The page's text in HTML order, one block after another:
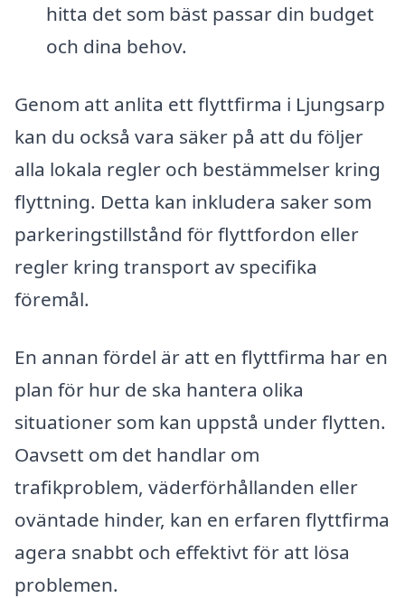
hitta det som bäst passar din budget
och dina behov.
Genom att anlita ett flyttfirma i Ljungsarp
kan du också vara säker på att du följer
alla lokala regler och bestämmelser kring
flyttning. Detta kan inkludera saker som
parkeringstillstånd för flyttfordon eller
regler kring transport av specifika
föremål.
En annan fördel är att en flyttfirma har en
plan för hur de ska hantera olika
situationer som kan uppstå under flytten.
Oavsett om det handlar om
trafikproblem, väderförhållanden eller
oväntade hinder, kan en erfaren flyttfirma
agera snabbt och effektivt för att lösa
problemen.